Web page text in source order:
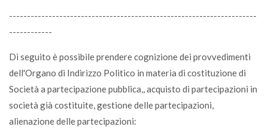
---------------------------------------------------------------------
------------
Di seguito è possibile prendere cognizione dei provvedimenti
dell'Organo di Indirizzo Politico in materia di costituzione di
Società a partecipazione pubblica,, acquisto di partecipazioni in
società già costituite, gestione delle partecipazioni,
alienazione delle partecipazioni: